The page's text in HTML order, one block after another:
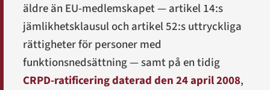
äldre än EU-medlemskapet — artikel 14:s
jämlikhetsklausul och artikel 52:s uttryckliga
rättigheter för personer med
funktionsnedsättning — samt på en tidig
CRPD-ratificering daterad den 24 april 2008,